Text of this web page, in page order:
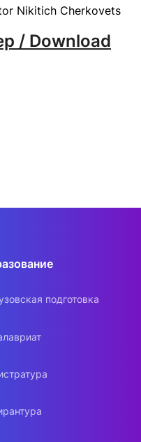
Nikitich Cherkovets
/ Download
подготовка